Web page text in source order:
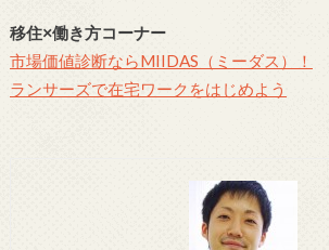
移住×働き方コーナー
市場価値診断ならMIIDAS（ミーダス）！
ランサーズで在宅ワークをはじめよう